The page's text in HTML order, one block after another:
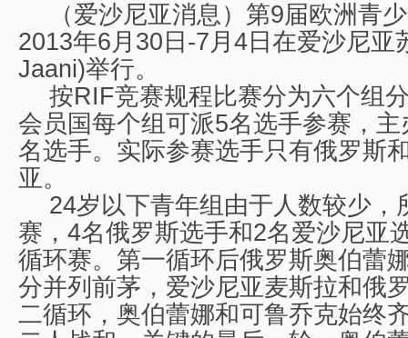
（爱沙尼亚消息）第9届欧洲青
2013年6月30日-7月4日在爱沙尼亚
Jaani)举行。
按RIF竞赛规程比赛分为六个组
会员国每个组可派5名选手参赛，
名选手。实际参赛选手只有俄罗斯
亚。
24岁以下青年组由于人数较少，
赛，4名俄罗斯选手和2名爱沙尼亚
循环赛。第一循环后俄罗斯奥伯蕾
分并列前茅，爱沙尼亚麦斯拉和俄
二循环，奥伯蕾娜和可鲁乔克始终